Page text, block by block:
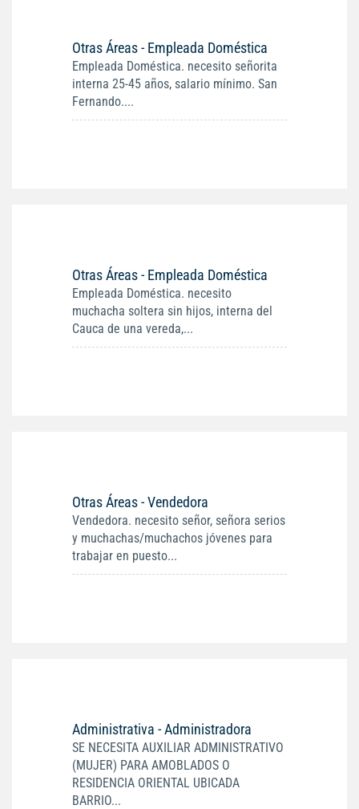
Otras Áreas - Empleada Doméstica
Empleada Doméstica. necesito señorita
interna 25-45 años, salario mínimo. San
Fernando....
Otras Áreas - Empleada Doméstica
Empleada Doméstica. necesito
muchacha soltera sin hijos, interna del
Cauca de una vereda,...
Otras Áreas - Vendedora
Vendedora. necesito señor, señora serios
y muchachas/muchachos jóvenes para
trabajar en puesto...
Administrativa - Administradora
SE NECESITA AUXILIAR ADMINISTRATIVO
(MUJER) PARA AMOBLADOS O
RESIDENCIA ORIENTAL UBICADA
BARRIO...